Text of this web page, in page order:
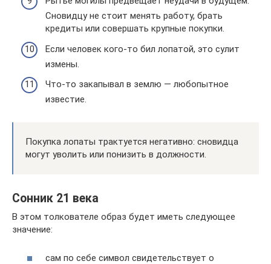
Сновидцу не стоит менять работу, брать
кредиты или совершать крупные покупки.
Если человек кого-то бил лопатой, это сулит
измены.
Что-то закапывал в землю — любопытное
известие.
Покупка лопаты трактуется негативно: сновидца
могут уволить или понизить в должности.
Сонник 21 века
В этом толкователе образ будет иметь следующее
значение:
сам по себе символ свидетельствует о